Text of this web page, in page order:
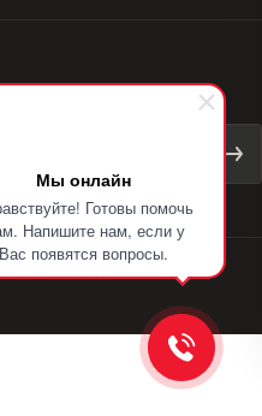
Мы онлайн
Готовы помочь
Напишите нам, если у
Вас появятся вопросы.
света